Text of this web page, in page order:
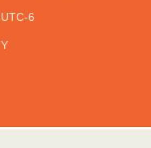
UTC-6
Y